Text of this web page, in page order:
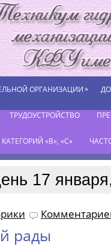
ОРГАНИЗАЦИИ»
ТРУДОУСТРОЙСТВО
«В», «С»
17
рады